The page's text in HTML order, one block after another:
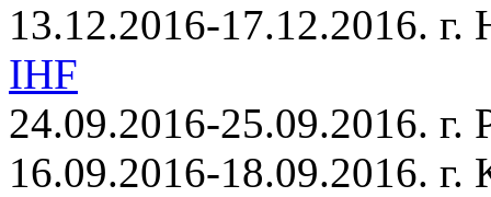
13.12.2016-17.12.2016.
IHF
24.09.2016-25.09.2016. г.
16.09.2016-18.09.2016.